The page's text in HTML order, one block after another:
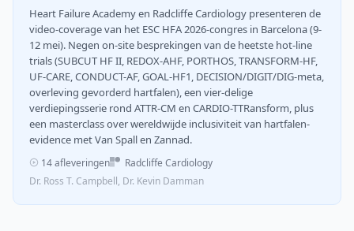
Heart Failure Academy en Radcliffe Cardiology presenteren de
video-coverage van het ESC HFA 2026-congres in Barcelona (9-
12 mei). Negen on-site besprekingen van de heetste hot-line
trials (SUBCUT HF II, REDOX-AHF, PORTHOS, TRANSFORM-HF,
UF-CARE, CONDUCT-AF, GOAL-HF1, DECISION/DIGIT/DIG-meta,
overleving gevorderd hartfalen), een vier-delige
verdiepingsserie rond ATTR-CM en CARDIO-TTRansform, plus
een masterclass over wereldwijde inclusiviteit van hartfalen-
evidence met Van Spall en Zannad.
14 afleveringen
Radcliffe Cardiology
Dr. Ross T. Campbell, Dr. Kevin Damman